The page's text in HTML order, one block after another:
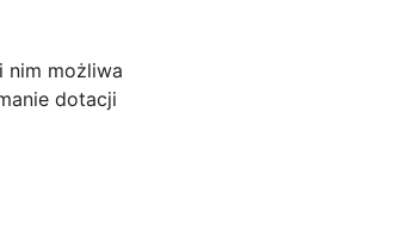
nim możliwa
dotacji